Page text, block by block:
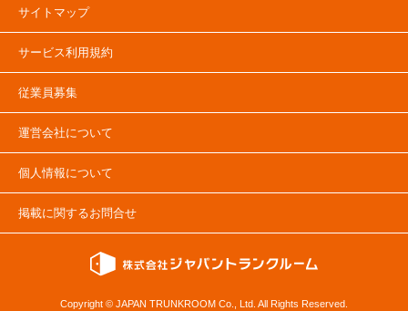
でお問合せが可能です（無料）。
サイトマップ
サービス利用規約
従業員募集
運営会社について
個人情報について
掲載に関するお問合せ
Copyright © JAPAN TRUNKROOM Co., Ltd. All Rights Reserved.